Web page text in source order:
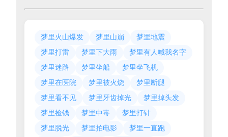
梦里火山爆发 梦里山崩
梦里地震
梦里打雷
梦里下大雨
梦里有人喊我名字
梦里迷路
梦里坐船
梦里坐飞机
梦里在医院
梦里被火烧
梦里断腿
梦里看不见
梦里牙齿掉光
梦里掉头发
梦里捡钱
梦里中毒
梦里打针
梦里脱光
梦里拍电影 梦里一直跑